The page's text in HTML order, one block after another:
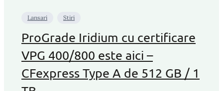
Lansari Stiri
ProGrade Iridium cu certificare
VPG 400/800 este aici –
CFexpress Type A de 512 GB / 1